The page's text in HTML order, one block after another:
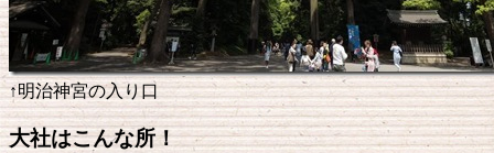
↑明治神宮の入り口
大社はこんな所！